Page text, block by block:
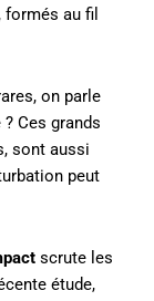
au fil
on parle
Ces grands
sont aussi
peut
scrute les
étude,